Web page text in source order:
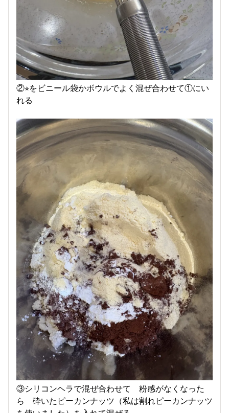
②⭐︎をビニール袋かボウルでよく混ぜ合わせて①にい
れる
③シリコンヘラで混ぜ合わせて 粉感がなくなった
ら 砕いたピーカンナッツ（私は割れピーカンナッツ